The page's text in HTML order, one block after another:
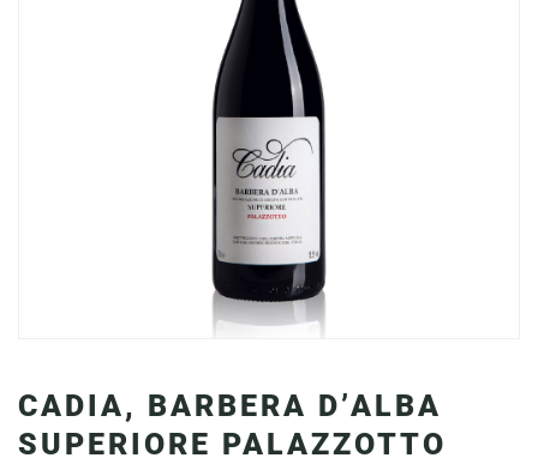
CADIA, BARBERA D’ALBA
SUPERIORE PALAZZOTTO